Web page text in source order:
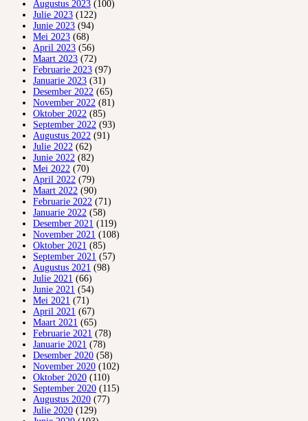
Augustus 2023 (100)
Julie 2023 (122)
Junie 2023 (94)
Mei 2023 (68)
April 2023 (56)
Maart 2023 (72)
Februarie 2023 (97)
Januarie 2023 (31)
Desember 2022 (65)
November 2022 (81)
Oktober 2022 (85)
September 2022 (93)
Augustus 2022 (91)
Julie 2022 (62)
Junie 2022 (82)
Mei 2022 (70)
April 2022 (79)
Maart 2022 (90)
Februarie 2022 (71)
Januarie 2022 (58)
Desember 2021 (119)
November 2021 (108)
Oktober 2021 (85)
September 2021 (57)
Augustus 2021 (98)
Julie 2021 (66)
Junie 2021 (54)
Mei 2021 (71)
April 2021 (67)
Maart 2021 (65)
Februarie 2021 (78)
Januarie 2021 (78)
Desember 2020 (58)
November 2020 (102)
Oktober 2020 (110)
September 2020 (115)
Augustus 2020 (77)
Julie 2020 (129)